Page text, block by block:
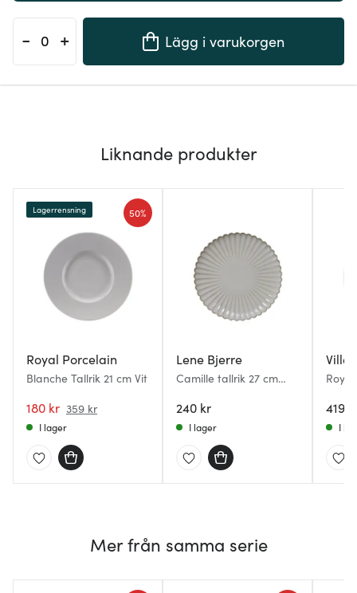
- + Lägg i varukorgen
Liknande produkter
Royal Porcelain
Blanche Tallrik 21 cm Vit
180 kr 359 kr
50%
Lagerrensning
I lager
Lene Bjerre
Camille tallrik 27 cm
240 kr
I lager
419
I
Mer från samma serie